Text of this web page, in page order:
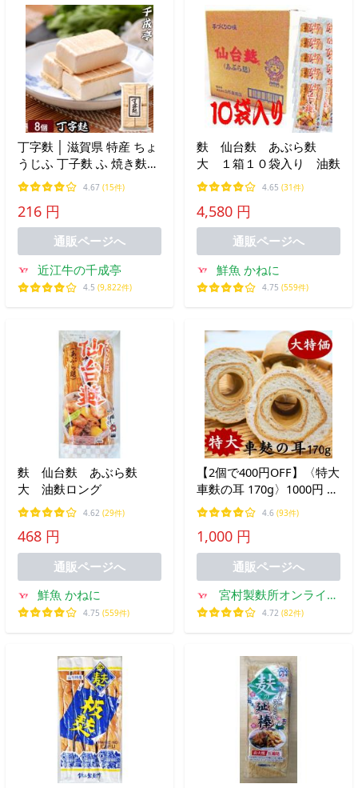
丁字麩 │ 滋賀県 特産 ちょ
うじふ 丁子麩 ふ 焼き麩
すき焼麩 焼麩 角麩 すきや
き すき焼き 鍋 煮物 おで
ん 味噌汁 具材 ギフト 贈
り物 お取り寄せ グルメ
4.67 (15件)
216 円
通販ページへ
近江牛の千成亭
4.5 (9,822件)
麩 仙台麩 あぶら麩
大 １箱１０袋入り 油麩
4.65 (31件)
4,580 円
通販ページへ
鮮魚 かねに
4.75 (559件)
麩 仙台麩 あぶら麩
大 油麩ロング
4.62 (29件)
468 円
通販ページへ
鮮魚 かねに
4.75 (559件)
【2個で400円OFF】〈特大
車麩の耳 170g〉1000円 大
特価 車麩 麩 お得 たんぱ
く質 新潟 麩チャンプルー
4.6 (93件)
1,000 円
通販ページへ
宮村製麩所オンライン
ショップ
4.72 (82件)